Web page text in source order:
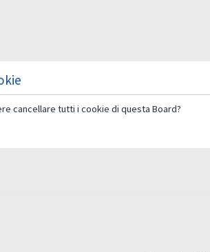
cancellare tutti i cookie di questa Board?